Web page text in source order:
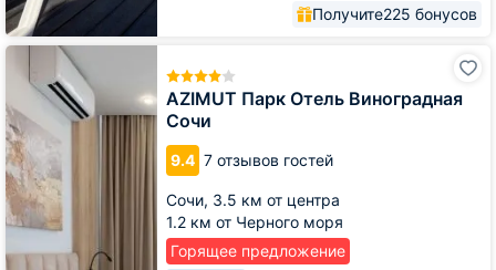
Получите225 бонусов
AZIMUT Парк Отель Виноградная
Сочи
9.4 7 отзывов гостей
Сочи, 3.5 км от центра
1.2 км от Черного моря
Горящее предложение
AZIMUT
Отель
Виноградная
Сочи